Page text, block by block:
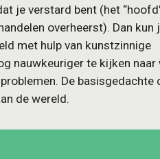
je verstard bent (het
overheerst). Dan kun
met hulp van kunstzinnige
nauwkeuriger te kijken naar
De basisgedachte
de wereld.